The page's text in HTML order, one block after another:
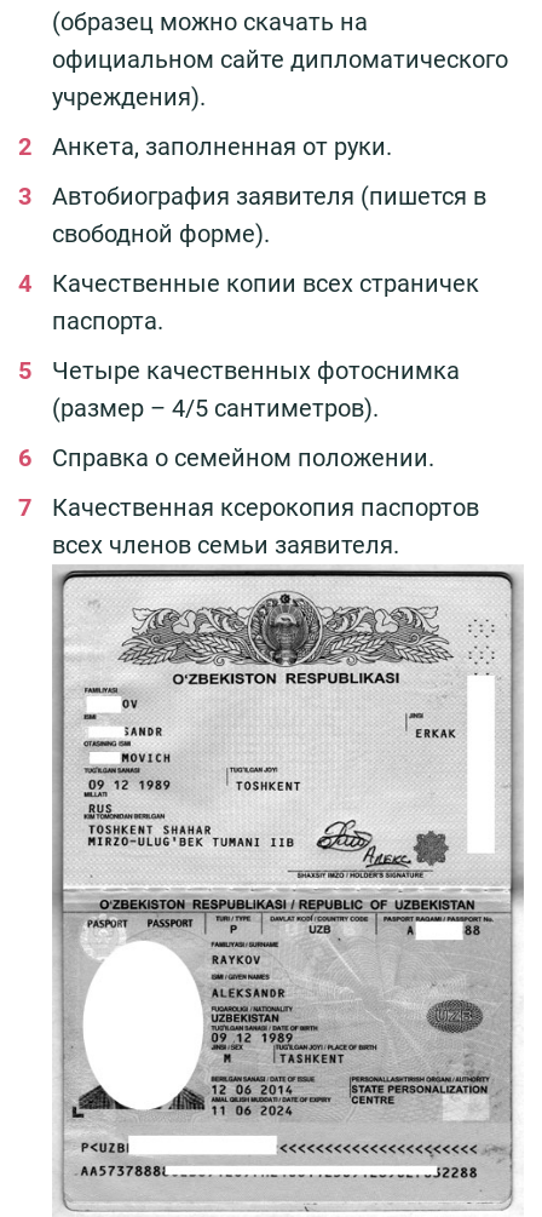
(образец можно скачать на
официальном сайте дипломатического
учреждения).
Анкета, заполненная от руки.
Автобиография заявителя (пишется в
свободной форме).
Качественные копии всех страничек
паспорта.
Четыре качественных фотоснимка
(размер – 4/5 сантиметров).
Справка о семейном положении.
Качественная ксерокопия паспортов
всех членов семьи заявителя.